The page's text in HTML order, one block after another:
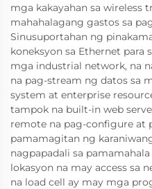
mga kakayahan sa wireless
mahahalagang gastos sa
Sinusuportahan ng
koneksyon sa Ethernet para
mga industrial network, na
na pag-stream ng datos sa
system at enterprise
tampok na built-in web
remote na pag-configure at
pamamagitan ng
nagpapadali sa
lokasyon na may access sa
na load cell ay may mga